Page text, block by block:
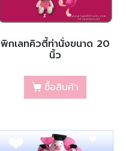
พิกเลทคิวตี้ท่านั่งขนาด 20
นิ้ว
ซื้อสินค้า